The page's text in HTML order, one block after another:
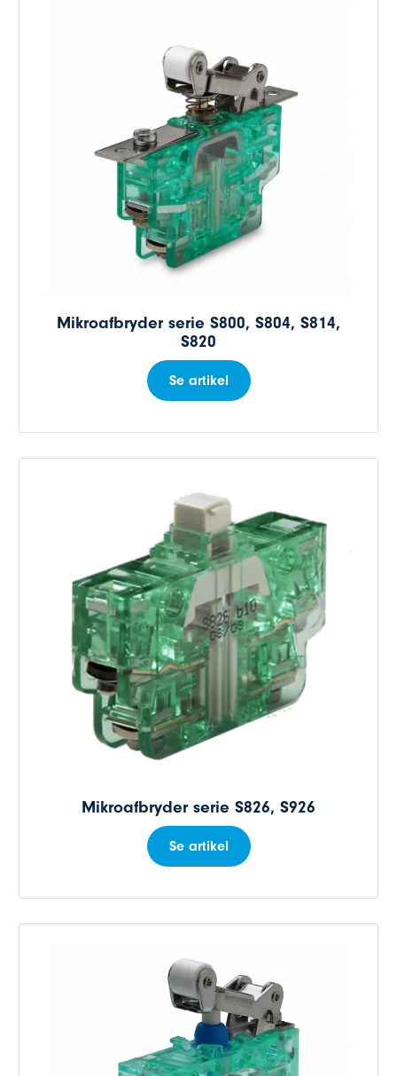
Mikroafbryder serie S800, S804, S814,
S820
Se artikel
Mikroafbryder serie S826, S926
Se artikel